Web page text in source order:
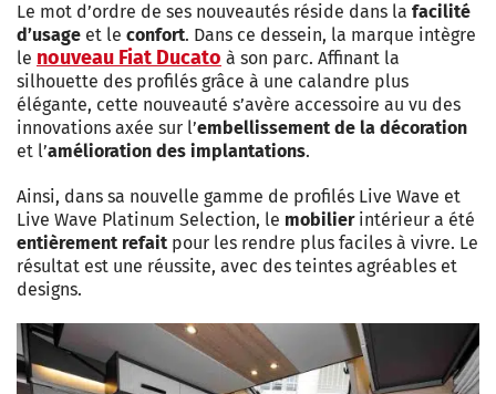
Le mot d’ordre de ses nouveautés réside dans la facilité
d’usage et le confort. Dans ce dessein, la marque intègre
le nouveau Fiat Ducato à son parc. Affinant la
silhouette des profilés grâce à une calandre plus
élégante, cette nouveauté s’avère accessoire au vu des
innovations axée sur l’embellissement de la décoration
et l’amélioration des implantations.
Ainsi, dans sa nouvelle gamme de profilés Live Wave et
Live Wave Platinum Selection, le mobilier intérieur a été
entièrement refait pour les rendre plus faciles à vivre. Le
résultat est une réussite, avec des teintes agréables et
designs.